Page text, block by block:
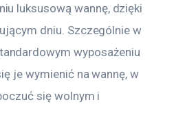
luksusową wannę, dzięki
dniu. Szczególnie w
wyposażeniu
je wymienić na wannę, w
się wolnym i